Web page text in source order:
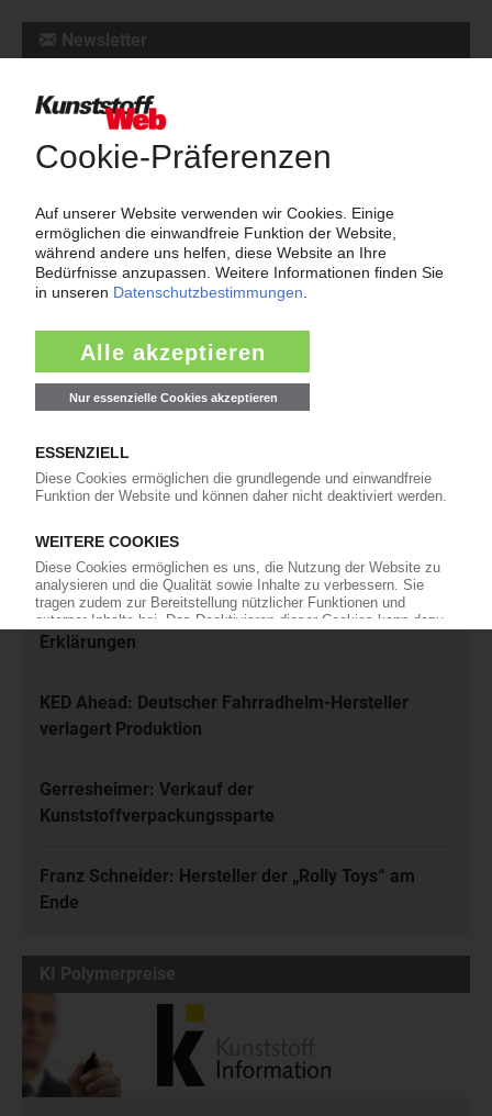
Newsletter
Die wichtigsten Nachrichten und Neuigkeiten aus der
Kunststoffbranche – jeden Tag brandaktuell!
Ich habe dieDatenschutzbestimmungen
und akzeptiere diese.
Meistgelesen
Rhein-Niedrigwasser: Zahlreiche Force-Majeure-
Erklärungen
KED Ahead: Deutscher Fahrradhelm-Hersteller
verlagert Produktion
Gerresheimer: Verkauf der
Kunststoffverpackungssparte
Franz Schneider: Hersteller der „Rolly Toys“ am
Ende
KI Polymerpreise